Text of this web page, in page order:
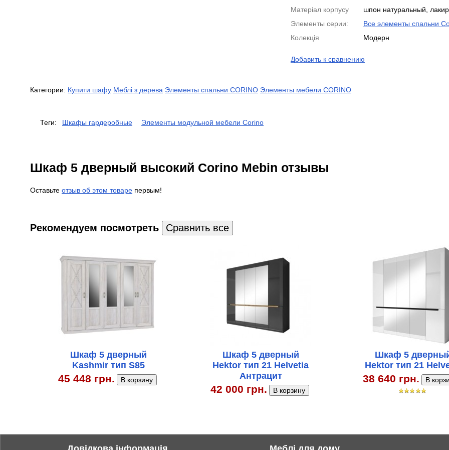
Матеріал корпусу
шпон натуральный,
Элементы серии:
Все элементы спальни
Колекція
Модерн
Добавить к сравнению
Категории: Купити шафу Меблі з дерева Элементы спальни CORINO Элементы мебели CORINO
Теги: Шкафы гардеробные Элементы модульной мебели Corino
Шкаф 5 дверный высокий Corino Mebin отзывы
Оставьте отзыв об этом товаре первым!
Рекомендуем посмотреть
Шкаф 5 дверный
Kashmir тип S85
45 448 грн.
Шкаф 5 дверный
Hektor тип 21 Helvetia
Антрацит
42 000 грн.
Шкаф 5
Hektor тип 21
38 640 грн.